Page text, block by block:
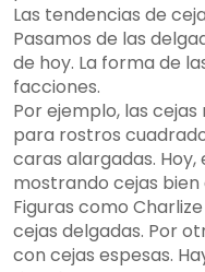
Las tendencias de
Pasamos de las
de hoy. La forma de
facciones.
Por ejemplo, las
para rostros
caras alargadas.
mostrando cejas bien
Figuras como
cejas delgadas. Por
con cejas espesas.